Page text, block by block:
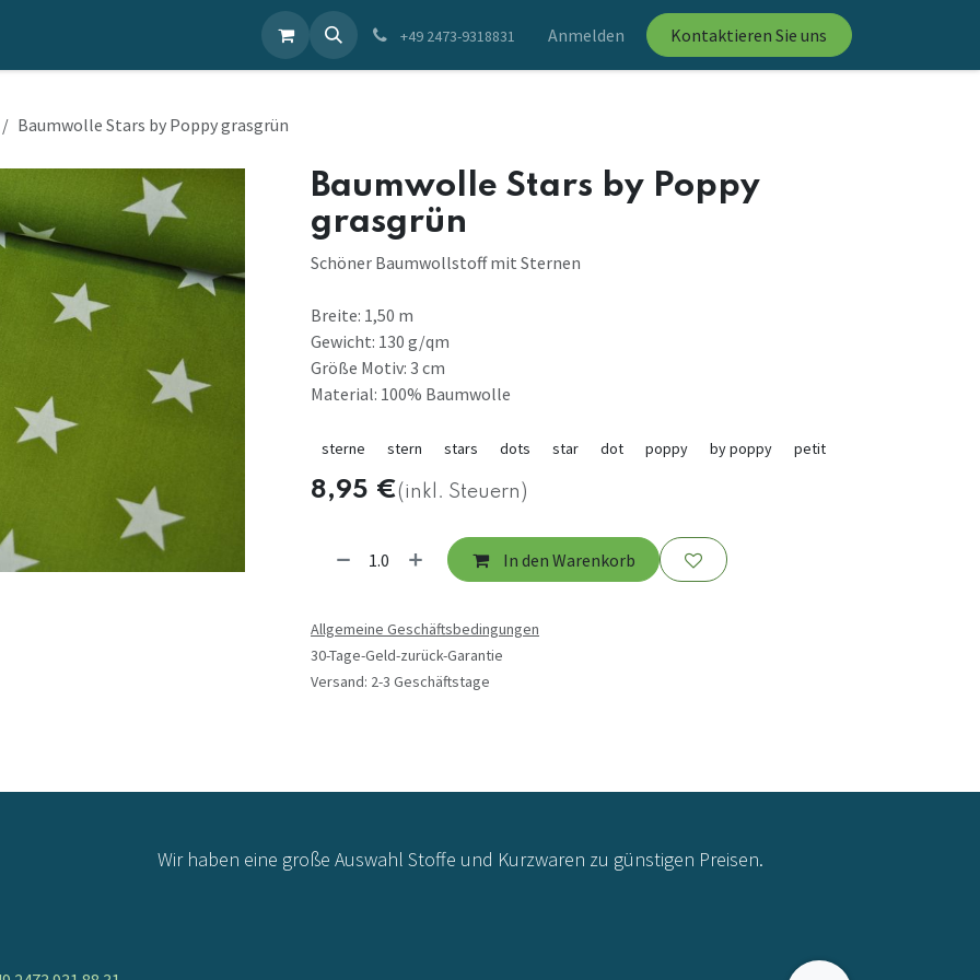
+49 2473-9318831 Anmelden Kontaktieren Sie uns
Baumwolle Stars by Poppy grasgrün
Baumwolle Stars by Poppy
grasgrün
Schöner Baumwollstoff mit Sternen
Breite: 1,50 m
Gewicht: 130 g/qm
Größe Motiv: 3 cm
Material: 100% Baumwolle
sterne stern stars dots star dot poppy by poppy petit
8,95 €(inkl. Steuern)
In den Warenkorb
Allgemeine Geschäftsbedingungen
30-Tage-Geld-zurück-Garantie
Versand: 2-3 Geschäftstage
Wir haben eine große Auswahl Stoffe und Kurzwaren zu günstigen Preisen.